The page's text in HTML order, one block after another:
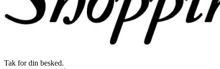
Tak for din besked.